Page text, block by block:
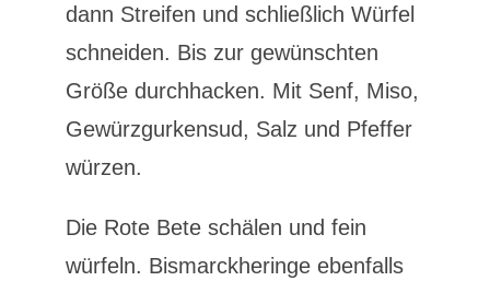
dann Streifen und schließlich Würfel
schneiden. Bis zur gewünschten
Größe durchhacken. Mit Senf, Miso,
Gewürzgurkensud, Salz und Pfeffer
würzen.
Die Rote Bete schälen und fein
würfeln. Bismarckheringe ebenfalls